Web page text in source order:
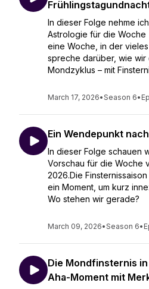
In dieser Folge nehme
Astrologie für die Woche
eine Woche, in der vieles
spreche darüber, wie wir
Mondzyklus – mit
March 17, 2026•Season 6•
Ein Wendepunkt
In dieser Folge schauen
Vorschau für die Woche
2026.Die
ein Moment, um kurz
Wo stehen wir gerade?
March 09, 2026•Season 6•
Die Mondfinsternis
Aha-Moment mit